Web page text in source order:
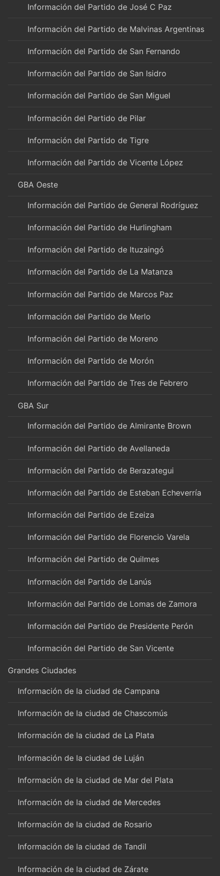
Información del Partido de José C Paz
Información del Partido de Malvinas Argentinas
Información del Partido de San Fernando
Información del Partido de San Isidro
Información del Partido de San Miguel
Información del Partido de Pilar
Información del Partido de Tigre
Información del Partido de Vicente López
GBA Oeste
Información del Partido de General Rodríguez
Información del Partido de Hurlingham
Información del Partido de Ituzaingó
Información del Partido de La Matanza
Información del Partido de Marcos Paz
Información del Partido de Merlo
Información del Partido de Moreno
Información del Partido de Morón
Información del Partido de Tres de Febrero
GBA Sur
Información del Partido de Almirante Brown
Información del Partido de Avellaneda
Información del Partido de Berazategui
Información del Partido de Esteban Echeverría
Información del Partido de Ezeiza
Información del Partido de Florencio Varela
Información del Partido de Quilmes
Información del Partido de Lanús
Información del Partido de Lomas de Zamora
Información del Partido de Presidente Perón
Información del Partido de San Vicente
Grandes Ciudades
Información de la ciudad de Campana
Información de la ciudad de Chascomús
Información de la ciudad de La Plata
Información de la ciudad de Luján
Información de la ciudad de Mar del Plata
Información de la ciudad de Mercedes
Información de la ciudad de Rosario
Información de la ciudad de Tandil
Información de la ciudad de Zárate